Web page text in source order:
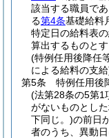
該当する職員で
る第4条基礎給料
特定日の給料表
算出するものとす
(特例任用後降任
による給料の支
第5条
特例任用後
(法第28条の5第1
がないものとし
下同じ。)の前日
者のうち、異動日